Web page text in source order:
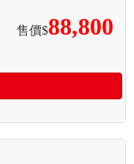
售價$88,800